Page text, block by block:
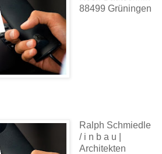
88499 Grüningen
Ralph Schmiedle
/ i n b a u |
Architekten